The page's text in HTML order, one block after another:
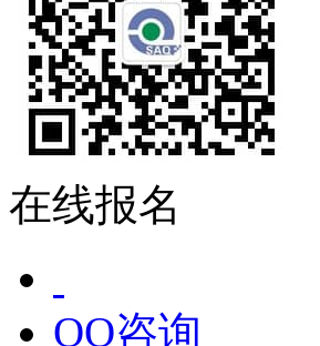
在线报名
QQ咨询